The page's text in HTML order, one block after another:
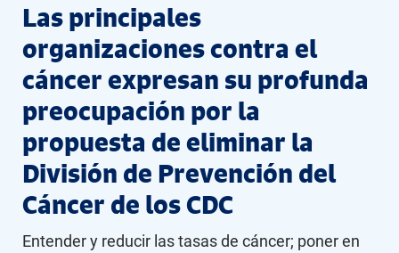
Las principales
organizaciones contra el
cáncer expresan su profunda
preocupación por la
propuesta de eliminar la
División de Prevención del
Cáncer de los CDC
Entender y reducir las tasas de cáncer; poner en